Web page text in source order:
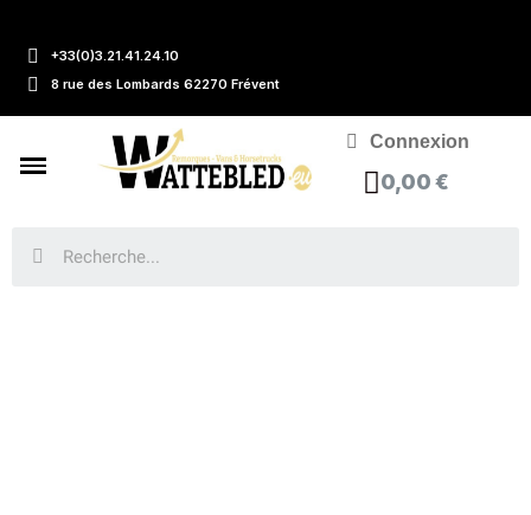
+33(0)3.21.41.24.10
8 rue des Lombards 62270 Frévent
Connexion
0,00 €